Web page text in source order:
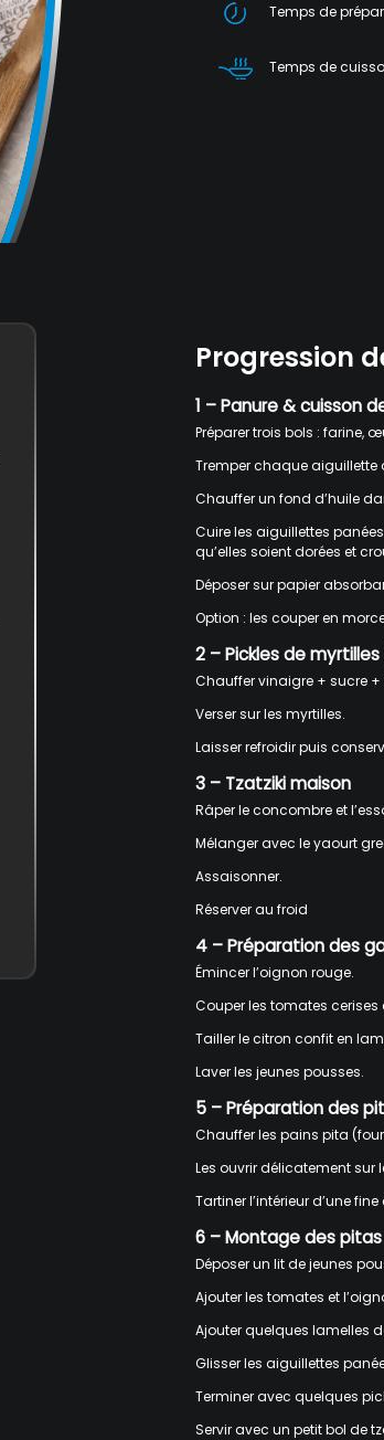
Temps de
Temps de
Progression
1 – Panure & cuisson
Préparer trois bols : farine,
Tremper chaque
Chauffer un fond d’huile
Cuire les aiguillettes
qu’elles soient dorées et
Déposer sur papier
Option : les couper en
2 – Pickles de
Chauffer vinaigre + sucre +
Verser sur les myrtilles.
Laisser refroidir puis
3 – Tzatziki maison
Râper le concombre et
Mélanger avec le yaourt
Assaisonner.
Réserver au froid
4 – Préparation des
Émincer l’oignon rouge.
Couper les tomates cerises
Tailler le citron confit en
Laver les jeunes pousses.
5 – Préparation des
Chauffer les pains pita
Les ouvrir délicatement sur
Tartiner l’intérieur d’une
6 – Montage des pitas
Déposer un lit de jeunes
Ajouter les tomates et
Ajouter quelques lamelles
Glisser les aiguillettes
Terminer avec quelques
Servir avec un petit bol de